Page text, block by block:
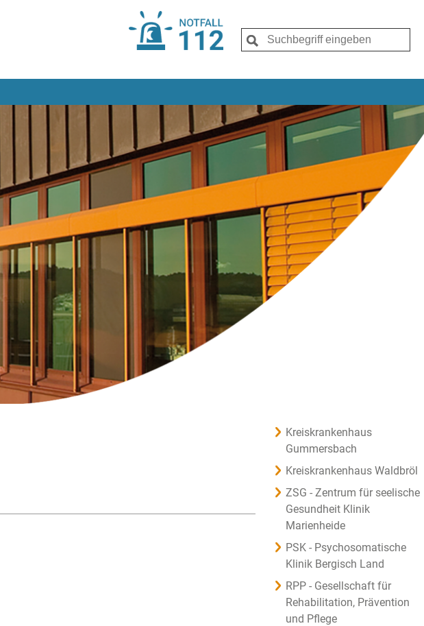
Kreiskrankenhaus
Gummersbach
Kreiskrankenhaus Waldbröl
ZSG - Zentrum für seelische
Gesundheit Klinik
Marienheide
PSK - Psychosomatische
Klinik Bergisch Land
RPP - Gesellschaft für
Rehabilitation, Prävention
und Pflege